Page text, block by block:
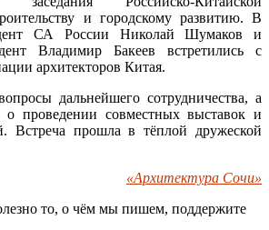
и городскому развитию. В
СА России Николай Шумаков и
Владимир Бакеев встретились с
архитекторов Китая.
дальнейшего сотрудничества, а
о проведении совместных выставок и
Встреча прошла в тёплой дружеской
«Архитектура Сочи»
то, о чём мы пишем, поддержите